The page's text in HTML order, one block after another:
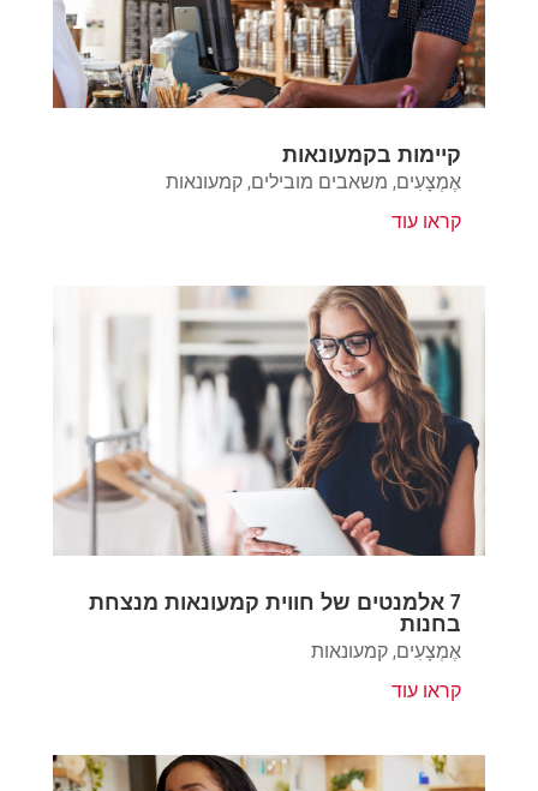
קיימות בקמעונאות
אֶמְצָעִים, משאבים מובילים, קמעונאות
קראו עוד
7 אלמנטים של חווית קמעונאות מנצחת
בחנות
אֶמְצָעִים, קמעונאות
קראו עוד